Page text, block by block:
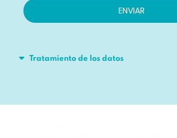
ENVIAR
Tratamiento de los datos